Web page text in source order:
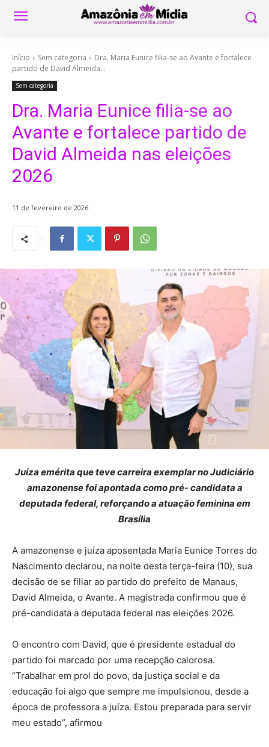
Início Sem categoria
Dra. Maria Eunice filia-se ao Avante e fortalece
partido de David Almeida...
Sem categoria
Dra. Maria Eunice filia-se ao
Avante e fortalece partido de
David Almeida nas eleições
2026
11 de fevereiro de 2026
Juíza emérita que teve carreira exemplar no Judiciário
amazonense foi apontada como pré- candidata a
deputada federal, reforçando a atuação feminina em
Brasília
A amazonense e juíza aposentada Maria Eunice Torres do
Nascimento declarou, na noite desta terça-feira (10), sua
decisão de se filiar ao partido do prefeito de Manaus,
David Almeida, o Avante. A magistrada confirmou que é
pré-candidata a deputada federal nas eleições 2026.
O encontro com David, que é presidente estadual do
partido foi marcado por uma recepção calorosa.
“Trabalhar em prol do povo, da justiça social e da
educação foi algo que sempre me impulsionou, desde a
época de professora a juíza. Estou preparada para servir
meu estado”, afirmou